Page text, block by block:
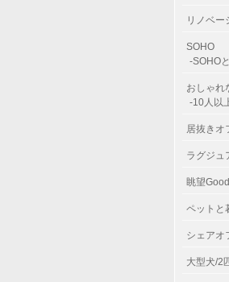
リノベー
SOHO
-SOHO
おしゃれ
-10人以
居抜きオ
ラグジュ
眺望Good
ペットと
シェアオ
大型犬/2